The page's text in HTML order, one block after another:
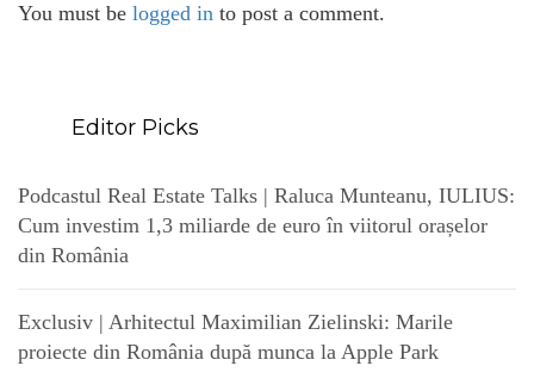
You must be logged in to post a comment.
Editor Picks
Podcastul Real Estate Talks | Raluca Munteanu, IULIUS:
Cum investim 1,3 miliarde de euro în viitorul orașelor
din România
Exclusiv | Arhitectul Maximilian Zielinski: Marile
proiecte din România după munca la Apple Park